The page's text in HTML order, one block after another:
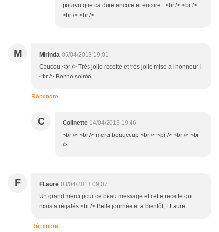
pourvu que ca dure encore et encore ..<br /> <br />
<br /> <br />
M Mirinda 05/04/2013 19:01
Coucou,<br /> Très jolie recette et très jolie mise à l'honneur !
<br /> Bonne soirée
Répondre
C Colinette 14/04/2013 19:46
<br /> <br /> merci beaucoup <br /> <br /> <br /> <br
/>
F FLaure 03/04/2013 09:07
Un grand merci pour ce beau message et cette recette qui
nous a régalés.<br /> Belle journée et a bientôt, FLaure
Répondre